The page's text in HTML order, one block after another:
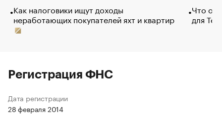
Как налоговики ищут доходы
неработающих покупателей яхт и квартир
Что
для
Регистрация ФНС
Дата регистрации
28 февраля 2014